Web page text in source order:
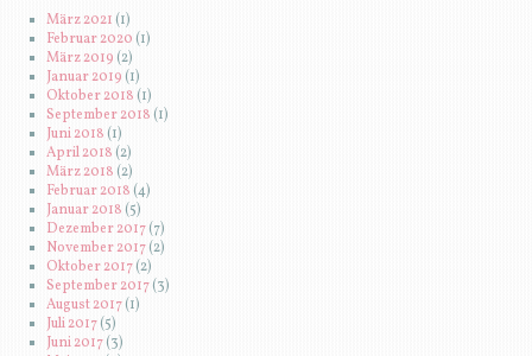
März 2021(1)
Februar 2020 (1)
März 2019 (2)
Januar 2019 (1)
Oktober 2018(1)
September 2018 (1)
Juni 2018 (1)
April 2018(2)
März 2018 (2)
Februar 2018(4)
Januar 2018 (5)
Dezember 2017(7)
November 2017(2)
Oktober 2017(2)
September 2017(3)
August 2017(1)
Juli 2017(5)
Juni 2017(3)